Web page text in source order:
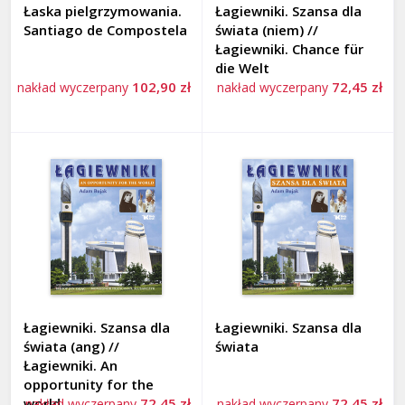
Łaska pielgrzymowania.
Santiago de Compostela
nakład wyczerpany 102,90 zł
Łagiewniki. Szansa dla
świata (niem) //
Łagiewniki. Chance für
die Welt
nakład wyczerpany 72,45 zł
Łagiewniki. Szansa dla
świata (ang) //
Łagiewniki. An
opportunity for the
Łagiewniki. Szansa dla
świata